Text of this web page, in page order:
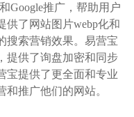
Google推广，帮助用户
供了网站图片webp化和
搜索营销效果。易营宝
提供了询盘加密和同步
宝提供了更全面和专业
推广他们的网站。